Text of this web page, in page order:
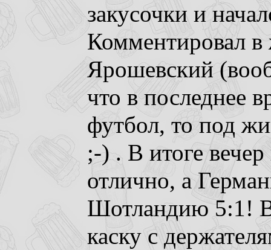
закусочки и
Комментировал
Ярошевский
что в последнее
футбол, то под
;-) . В итоге
отлично, а
Шотландию 5:1!
каску с